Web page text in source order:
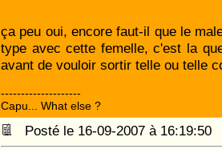
ça peu oui, encore faut-il que le
type avec cette femelle, c'est la
avant de vouloir sortir telle ou telle
--------------------
Capu... What else ?
Posté le 16-09-2007 à